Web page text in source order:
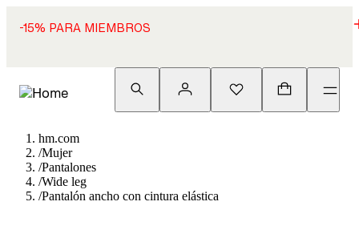
-15% PARA MIEMBROS
hm.com
/Mujer
/Pantalones
/Wide leg
/Pantalón ancho con cintura elástica